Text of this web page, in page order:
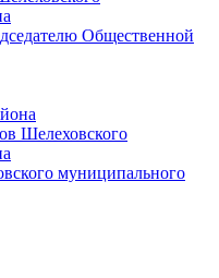
Общественной
Шелеховского
муниципального